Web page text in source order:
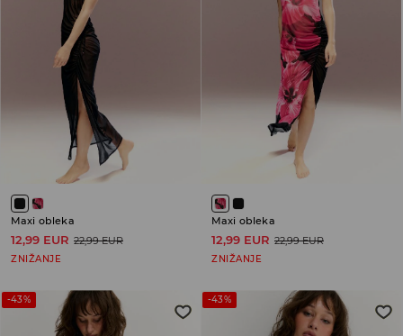
Maxi obleka
12,99 EUR 22,99 EUR
ZNIŽANJE
Maxi obleka
12,99 EUR 22,99 EUR
ZNIŽANJE
-43% -43%